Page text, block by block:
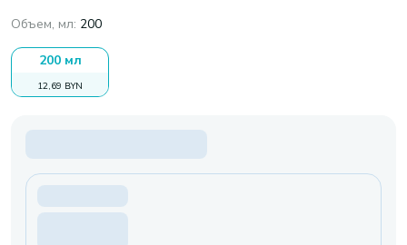
Объем, мл: 200
200 мл
12,69 BYN